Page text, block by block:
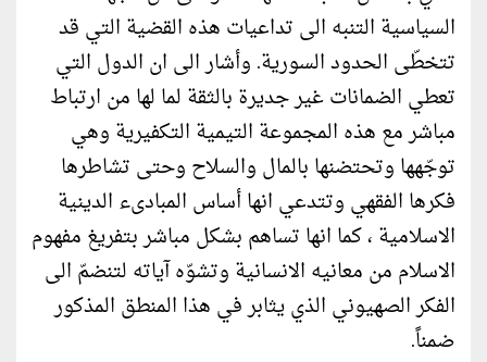
السياسية التنبه الى تداعيات هذه القضية التي قد
تتخطّى الحدود السورية. وأشار الى ان الدول التي
تعطي الضمانات غير جديرة بالثقة لما لها من ارتباط
مباشر مع هذه المجموعة التيمية التكفيرية وهي
توجّهها وتحتضنها بالمال والسلاح وحتى تشاطرها
فكرها الفقهي وتتدعي انها أساس المبادىء الدينية
الاسلامية ، كما انها تساهم بشكل مباشر بتفريغ مفهوم
الاسلام من معانيه الانسانية وتشوّه آياته لتنضمّ الى
الفكر الصهيوني الذي يثابر في هذا المنطق المذكور
ضمناً.